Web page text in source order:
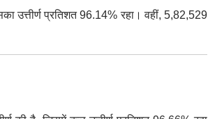
उत्तीर्ण प्रतिशत 96.14% रहा। वहीं, 5,82,529